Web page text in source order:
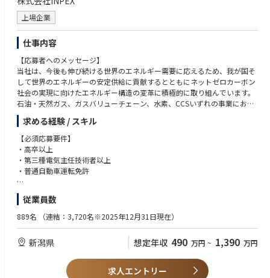
・電力業界の知見を資料やメンバー、取締役からインプット。
（業界知見がなくとも、早期にキャチアップ、独り立ちができる体制をと
っています）
・OJT形式でフォローし、商談やプロジェクト同席からスタート。
持っている方
・裁量や意思決定の責任やプレッシャーを力に変えて、成長したい方
・社内外に対して、公平公正を大切にし仕事に取り組める方
・未経験の事柄があっても、自ら調べ立案し、メンバーにフィードバック
をもらうことで解決策を見つけられる方
・チームとしてより良い成果を出すことにフォーカスできる方
・フルリモートという環境の中で、自己管理で仕事ができる方
上場企業
仕事内容
【応募者へのメッセージ】
当社は、今後も伸び続ける世界のエネルギー需要に応えるため、我が国そ
して世界のエネルギーの安定供給に貢献するとともにネットゼロカーボン
社会の実現に向けたエネルギー構造の変革に積極的に取り組んでいます。
石油・天然ガス、ガスバリューチェーン、水素、CCSいずれの事業におい
ても「電気」は不可欠な要素であり、設計、建設、操業、維持管理といっ
た様々な局面で電気関連のエンジニアリング業務で活躍しうる人材を募集
します。
【部署紹介（部門の業務概要等）】
当社の技術者は、それぞれの適性・経験・スキル及び時々の業務状況に応
じて、国内の様々な部署・プロジェクトの業務について頂きます。
いて、プラントの電気に関する運転・保全・維持管理・更新検討などの業
務に従事していただく、あるいは当社の関わるプロジェクトに配属され、
プロジェクトのFEED/EPC監理を担当することを想定しております。
また、将来的に希望があれば、国外の当社プロジェクトに対する電気関係
トへの参加、駐在といった機会もあります。
求める経験 / スキル
【必須応募要件】
・高卒以上
・第三種電気主任技術者以上
・普通自動車運転免許
【望ましい経験・資格等】
・電気関連主要国内外規格・基準に関する知見（規格策定プロセスに参画
したことがあれば尚良）
験
・良好なコミュニケーションスキルとチームでの協力能力
・安全性への高い意識とコンプライアンスの遵守
・技術のトレンドに対する興味と学習意欲
従業員数
889名 （連結：3,720名※2025年12月31日現在）
新潟県 想定年収 490 万円 ~ 1,390 万円
求人エントリー